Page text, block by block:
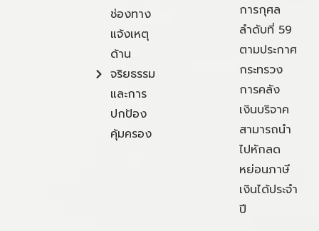
ช่องทาง
แจ้งเหตุ
ด้าน
จริยธรรม
และการ
ปกป้อง
คุ้มครอง
การกุศล
ลำดับที่ 59
ตามประกาศ
กระทรวง
การคลัง
เงินบริจาค
สามารถนำ
ไปหักลด
หย่อนภาษี
เงินได้ประจำ
ปี